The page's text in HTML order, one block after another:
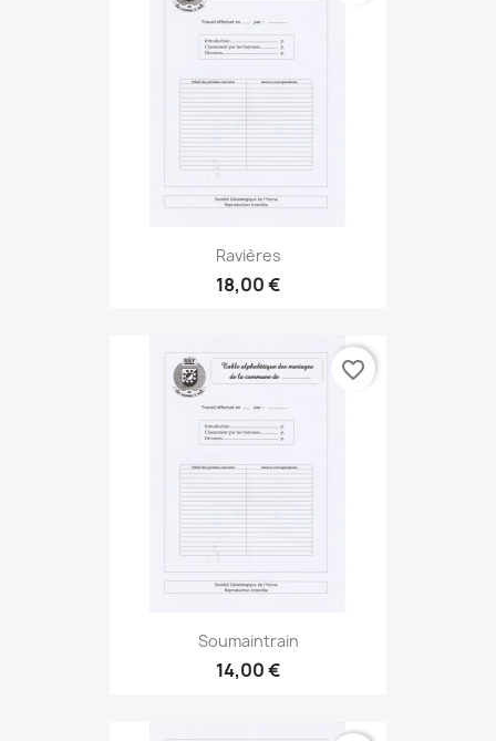
Ravières
18,00 €
Soumaintrain
14,00 €
favorite_border